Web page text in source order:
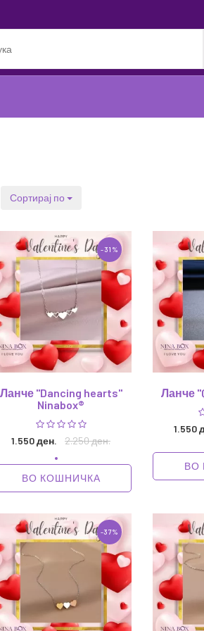
Сортирај по
-31%
Ланче "Dancing hearts"
Ninabox®
1.550 ден. 2.250 ден.
ВО КОШНИЧКА
Ланче
1.550
ВО
-37%